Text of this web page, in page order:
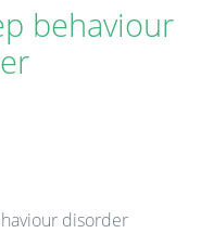
behaviour
disorder